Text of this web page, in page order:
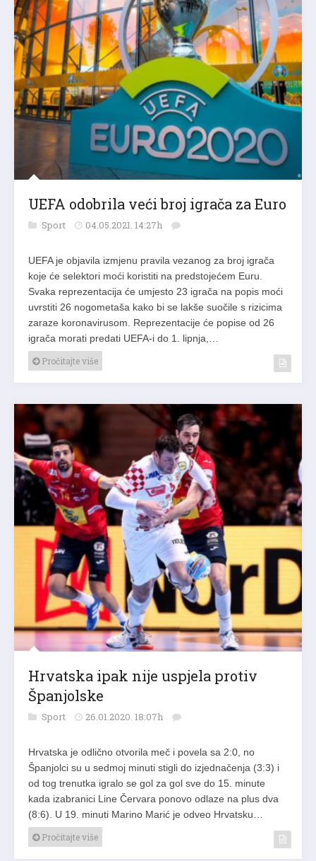
UEFA odobrila veći broj igrača za Euro
Sport 04.05.2021. 14:27h
UEFA je objavila izmjenu pravila vezanog za broj igrača
koje će selektori moći koristiti na predstojećem Euru.
Svaka reprezentacija će umjesto 23 igrača na popis moći
uvrstiti 26 nogometaša kako bi se lakše suočile s rizicima
zaraze koronavirusom. Reprezentacije će popise od 26
igrača morati predati UEFA-i do 1. lipnja,…
Pročitajte više
Hrvatska ipak nije uspjela protiv
Španjolske
Sport 26.01.2020. 18:07h
Hrvatska je odlično otvorila meč i povela sa 2:0, no
Španjolci su u sedmoj minuti stigli do izjednačenja (3:3) i
od tog trenutka igralo se gol za gol sve do 15. minute
kada izabranici Line Červara ponovo odlaze na plus dva
(8:6). U 19. minuti Marino Marić je odveo Hrvatsku…
Pročitajte više